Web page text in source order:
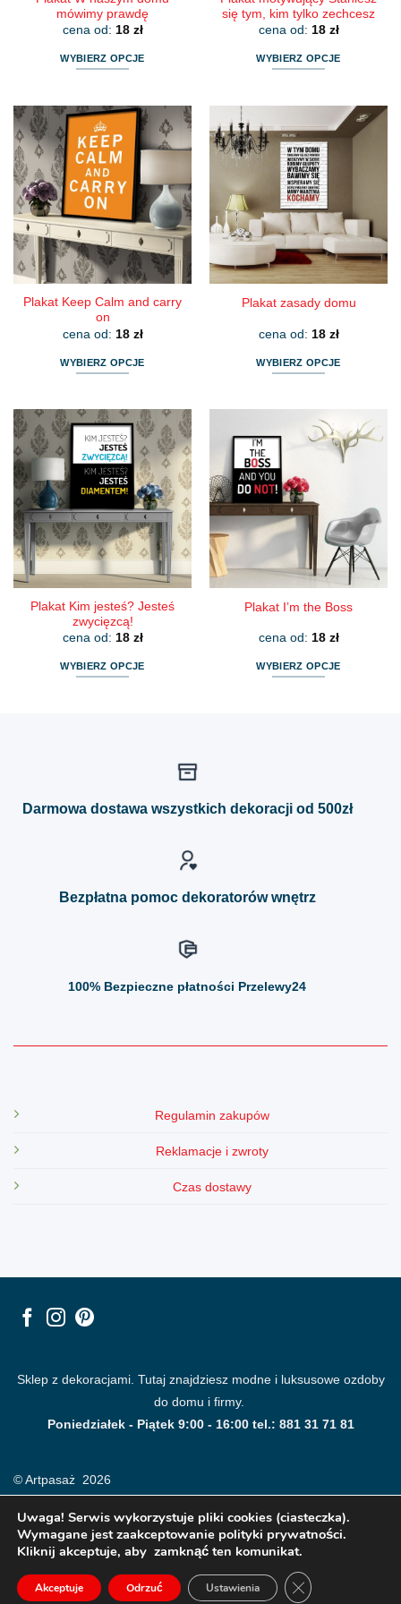
mówimy prawdę
cena od: 18 zł
WYBIERZ OPCJE
ma
wiele
wariantów.
Opcje
można
wybrać
na
stronie
produktu
się tym, kim tylko zechcesz
cena od: 18 zł
WYBIERZ OPCJE
wiele
wariantów.
Opcje
można
wybrać
na
stronie
produktu
Plakat Keep Calm and carry
on
cena od: 18 zł
WYBIERZ OPCJE
ma
wiele
wariantów.
Opcje
można
wybrać
na
stronie
produktu
Plakat zasady domu
cena od: 18 zł
WYBIERZ OPCJE
wiele
wariantów.
Opcje
można
wybrać
na
stronie
produktu
Plakat Kim jesteś? Jesteś
zwycięzcą!
cena od: 18 zł
WYBIERZ OPCJE
Plakat I’m the Boss
cena od: 18 zł
WYBIERZ OPCJE
można
Darmowa dostawa wszystkich dekoracji od 500zł
Bezpłatna pomoc dekoratorów wnętrz
100% Bezpieczne płatności Przelewy24
Regulamin zakupów
Reklamacje i zwroty
Czas dostawy
Sklep z dekoracjami. Tutaj znajdziesz modne i luksusowe ozdoby
do domu i firmy.
Poniedziałek - Piątek 9:00 - 16:00 tel.: 881 31 71 81
© Artpasaż 2026
Modne plakaty, obrazy, fototapety i dekoracje na ściany.
Uwaga! Serwis wykorzystuje pliki cookies (ciasteczka).
Wymagane jest zaakceptowanie polityki prywatności.
Kliknij akceptuje, aby zamknąć ten komunikat.
Akceptuje Odrzuć Ustawienia ZAMKNIJ